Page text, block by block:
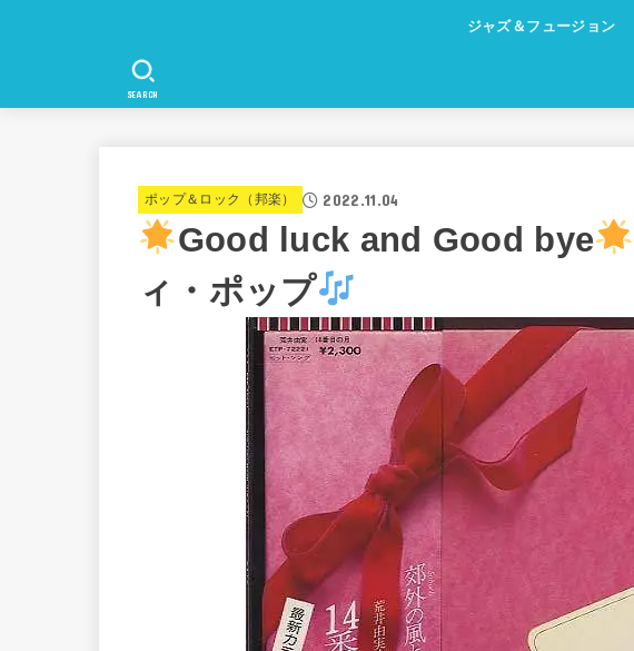
ジャズ＆フュージョン
SEARCH
ポップ＆ロック（邦楽） 2022.11.04
Good luck and Good bye
ィ・ポップ